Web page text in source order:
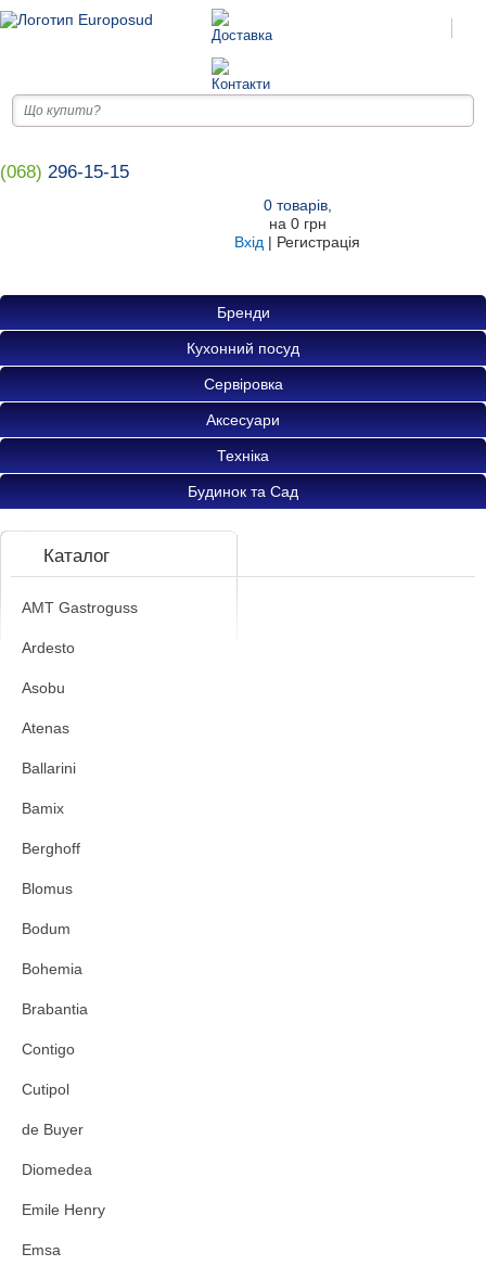
(068) 296-15-15
0товарів,
на 0 грн
Вхід | Регистрація
Бренди
Кухонний посуд
Сервіровка
Аксесуари
Техніка
Будинок та Сад
Каталог
AMT Gastroguss
Ardesto
Asobu
Atenas
Ballarini
Bamix
Berghoff
Blomus
Bodum
Bohemia
Brabantia
Contigo
Cutipol
de Buyer
Diomedea
Emile Henry
Emsa